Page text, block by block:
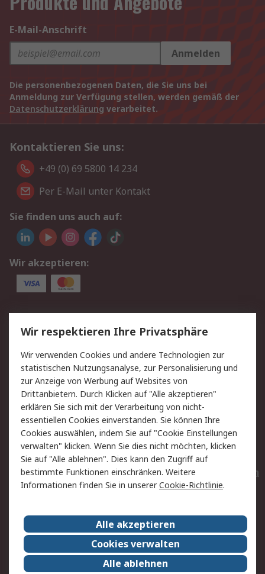
E-Mail-Anschrift
Anmelden
Die personenbezogenen Daten, die Sie uns bei
Anmeldung zur Verfügung stellen, werden gemäß der
Datenschutzerklärung verarbeitet.
Kontaktieren Sie uns:
+49 (0) 69 5800 14 234
Per E-Mail unter Kontakt
Sie finden uns auch auf:
Wir akzeptieren:
Service
Value Added Services
Lieferlösungen
Rücksendungen
Kontakt
Hilfe
Privatkunden
Rechtliches
AGB
Datenschutz
Cookie-Richtlinie
Zahlungsbedingungen
Copyright/Impressum
Entsorgung
Elektrogeräte/Batterien
RS weltweit
Karriere bei RS
Nachhaltigkeit
Qualität/Umwelt/ZertifikatePresse-Center
Wir respektieren Ihre Privatsphäre
Wir verwenden Cookies und andere Technologien zur
statistischen Nutzungsanalyse, zur Personalisierung und
zur Anzeige von Werbung auf Websites von
Drittanbietern. Durch Klicken auf "Alle akzeptieren"
erklären Sie sich mit der Verarbeitung von nicht-
essentiellen Cookies einverstanden. Sie können Ihre
Cookies auswählen, indem Sie auf "Cookie Einstellungen
verwalten" klicken. Wenn Sie dies nicht möchten, klicken
Sie auf "Alle ablehnen". Dies kann den Zugriff auf
bestimmte Funktionen einschränken. Weitere
Informationen finden Sie in unsererCookie-Richtlinie.
Alle akzeptieren
Cookies verwalten
Alle ablehnen